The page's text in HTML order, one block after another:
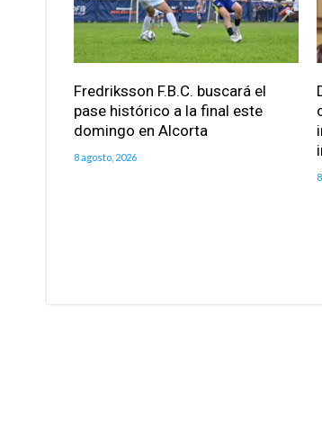
Fredriksson F.B.C. buscará el
pase histórico a la final este
domingo en Alcorta
8 agosto, 2026